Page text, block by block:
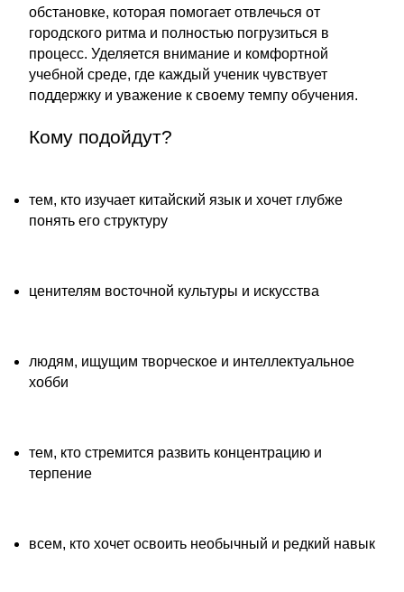
обстановке, которая помогает отвлечься от
городского ритма и полностью погрузиться в
процесс. Уделяется внимание и комфортной
учебной среде, где каждый ученик чувствует
поддержку и уважение к своему темпу обучения.
Кому подойдут?
тем, кто изучает китайский язык и хочет глубже
понять его структуру
ценителям восточной культуры и искусства
людям, ищущим творческое и интеллектуальное
хобби
тем, кто стремится развить концентрацию и
терпение
всем, кто хочет освоить необычный и редкий навык